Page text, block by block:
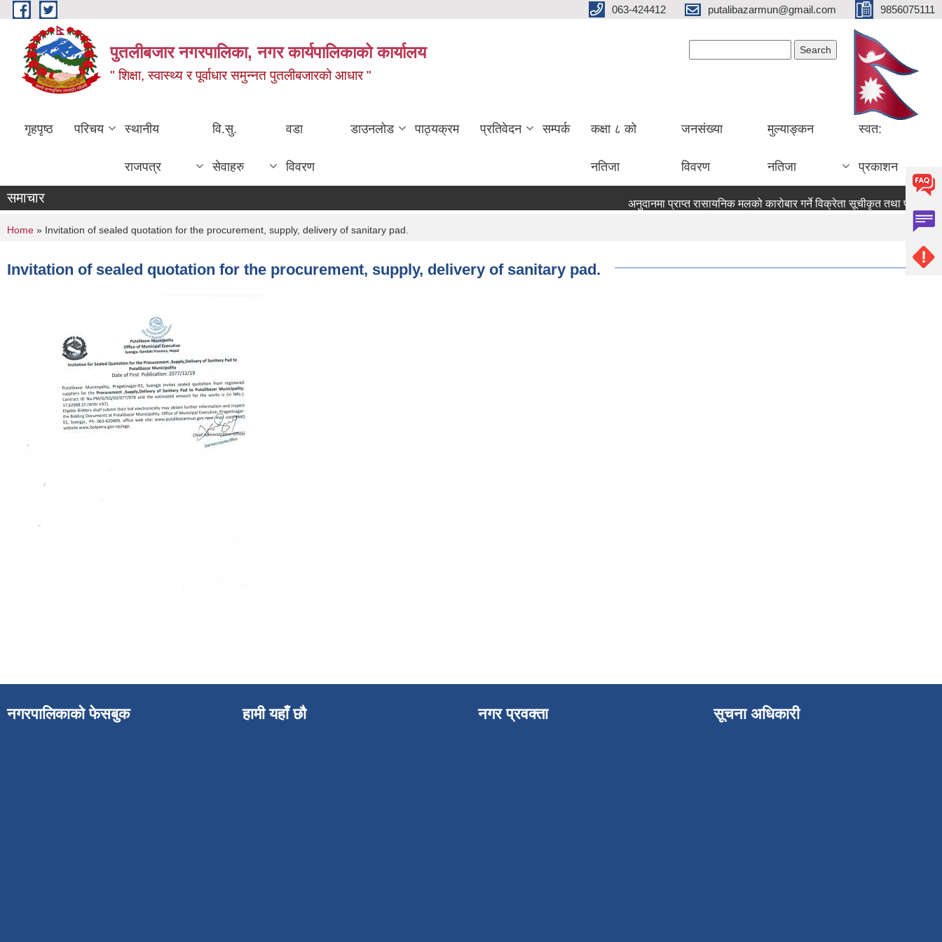
Skip to main content 063-424412 putalibazarmun@gmail.com 9856075111
पुतलीबजार नगरपालिका, नगर कार्यपालिकाको कार्यालय
" शिक्षा, स्वास्थ्य र पूर्वाधार समुन्नत पुतलीबजारको आधार "
गृहपृष्ठ परिचय स्थानीय
राजपत्र
वि.सु.
सेवाहरु
वडा
विवरण
डाउनलोड पाठ्यक्रम प्रतिवेदन सम्पर्क कक्षा ८ को
नतिजा
जनसंख्या
विवरण
मुल्याङ्कन
नतिजा
स्वत:
प्रकाशन
समाचार अनुदानमा प्राप्त रासायनिक मलको कारोबार गर्ने विक्रेता सूचीकृत तथा
You are here
Home » Invitation of sealed quotation for the procurement, supply, delivery of sanitary pad.
Invitation of sealed quotation for the procurement, supply, delivery of sanitary pad.
नगरपालिकाको फेसबुक हामी यहाँ छौ नगर प्रवक्ता सूचना अधिकारी